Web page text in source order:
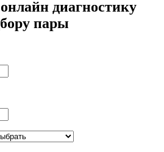
диагностику
пары